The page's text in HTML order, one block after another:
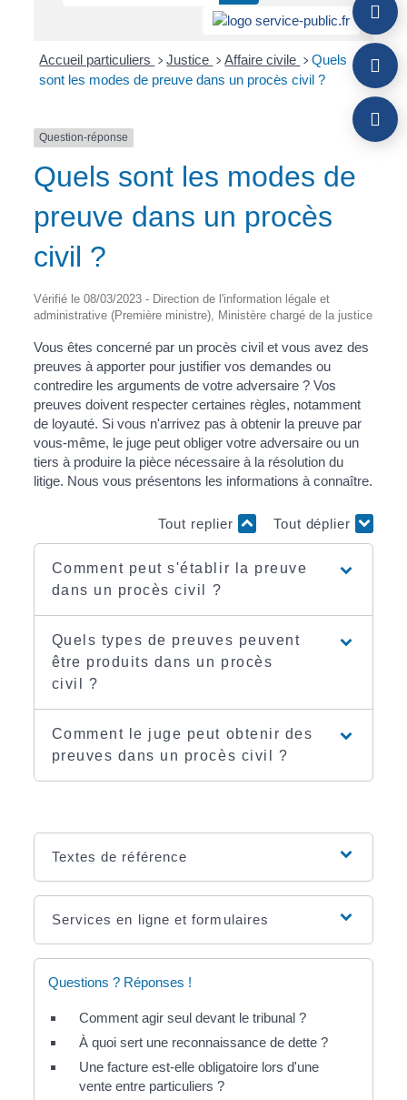
Accueil particuliers > Justice > Affaire civile > Quels
sont les modes de preuve dans un procès civil ?
Question-réponse
Quels sont les modes de
preuve dans un procès
civil ?
Vérifié le 08/03/2023 - Direction de l'information légale et
administrative (Première ministre), Ministère chargé de la justice
Vous êtes concerné par un procès civil et vous avez des
preuves à apporter pour justifier vos demandes ou
contredire les arguments de votre adversaire ? Vos
preuves doivent respecter certaines règles, notamment
de loyauté. Si vous n'arrivez pas à obtenir la preuve par
vous-même, le juge peut obliger votre adversaire ou un
tiers à produire la pièce nécessaire à la résolution du
litige. Nous vous présentons les informations à connaître.
Tout replier Tout déplier
Comment peut s'établir la preuve
dans un procès civil ?
Quels types de preuves peuvent
être produits dans un procès
civil ?
Comment le juge peut obtenir des
preuves dans un procès civil ?
Textes de référence
Services en ligne et formulaires
Questions ? Réponses !
Comment agir seul devant le tribunal ?
À quoi sert une reconnaissance de dette ?
Une facture est-elle obligatoire lors d'une
vente entre particuliers ?